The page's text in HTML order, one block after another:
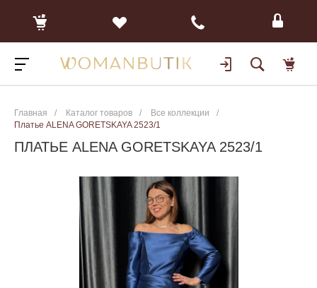
Главная / Каталог товаров / Все коллекции
/
Платье ALENA GORETSKAYA 2523/1
ПЛАТЬЕ ALENA GORETSKAYA 2523/1